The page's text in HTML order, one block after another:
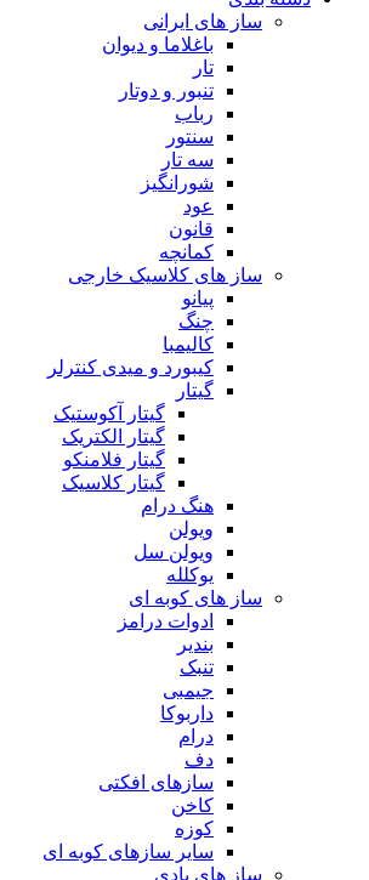
ساز های ایرانی
باغلاما و دیوان
تار
تنبور و دوتار
رباب
سنتور
سه تار
شورانگیز
عود
قانون
کمانچه
ساز های کلاسیک خارجی
پیانو
چنگ
کالیمبا
کیبورد و میدی کنترلر
گیتار
گیتار آکوستیک
گیتار الکتریک
گیتار فلامنکو
گیتار کلاسیک
هنگ درام
ویولن
ویولن سل
یوکلله
ساز های کوبه ای
ادوات درامز
بندیر
تنبک
جیمبی
داربوکا
درام
دف
سازهای افکتی
کاخن
کوزه
سایر سازهای کوبه ای
ساز های بادی